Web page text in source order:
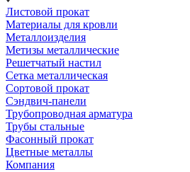
Листовой прокат
Материалы для кровли
Металлоизделия
Метизы металлические
Решетчатый настил
Сетка металлическая
Сортовой прокат
Сэндвич-панели
Трубопроводная арматура
Трубы стальные
Фасонный прокат
Цветные металлы
Компания